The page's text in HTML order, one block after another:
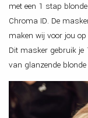
met een 1 stap
Chroma ID. De
maken wij voor jou
Dit masker gebruik je
van glanzende blonde